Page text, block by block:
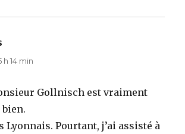
h 14 min
Gollnisch est vraiment
bien.
Lyonnais. Pourtant, j’ai assisté à